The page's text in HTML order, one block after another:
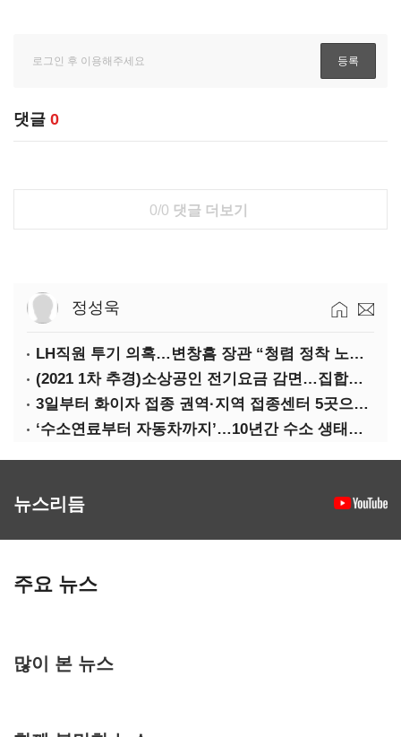
댓글 0
0/0 댓글 더보기
정성욱
LH직원 투기 의혹…변창흠 장관 “청렴 정착 노력해야”
(2021 1차 추경)소상공인 전기요금 감면…집합금지·제한 115만호 대상
3일부터 화이자 접종 권역·지역 접종센터 5곳으로 확대
‘수소연료부터 자동차까지’…10년간 수소 생태계 구축 42조 투자
뉴스리듬
주요 뉴스
많이 본 뉴스